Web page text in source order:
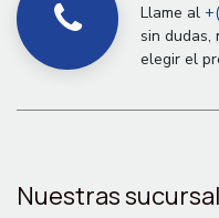
Llame al
sin dudas,
elegir el
Nuestras